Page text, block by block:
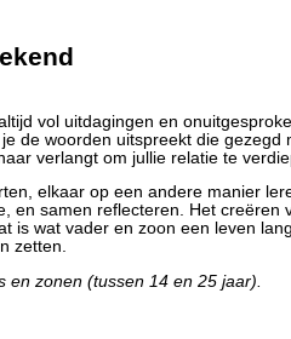
vol uitdagingen en
de woorden uitspreekt die gezegd
verlangt om jullie relatie te
elkaar op een andere manier
en samen reflecteren. Het creëren
is wat vader en zoon een leven lang
zetten.
zonen (tussen 14 en 25 jaar).